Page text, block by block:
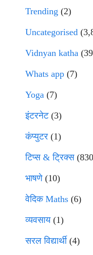
Trending (2)
Uncategorised
Vidnyan katha
Whats app (7)
Yoga (7)
इंटरनेट(3)
कंप्युटर (1)
टिप्स & ट्रिक्स
भाषणे(10)
वेदिक Maths (6)
व्यवसाय(1)
सरल विद्यार्थी(4)